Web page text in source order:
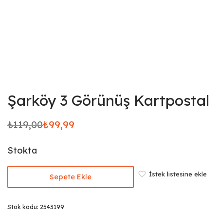
Şarköy 3 Görünüş Kartpostal
₺119,00
Orijinal
₺119,00.
₺99,99
Şu
fiyat:
₺99,99.
Stokta
Sepete Ekle İstek listesine ekle
Stok kodu: 2543199